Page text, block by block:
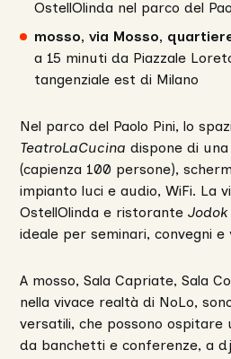
OstellOlinda nel parco del
mosso, via Mosso,
a 15 minuti da Piazzale
tangenziale est di Milano
Nel parco del Paolo Pini, lo
TeatroLaCucinadispone di
(capienza 100 persone),
impianto luci e audio, WiFi. La
OstellOlinda e ristorante
ideale per seminari, convegni e
A mosso, Sala Capriate, Sala
nella vivace realtà di NoLo,
versatili, che possono ospitare
da banchetti e conferenze, a